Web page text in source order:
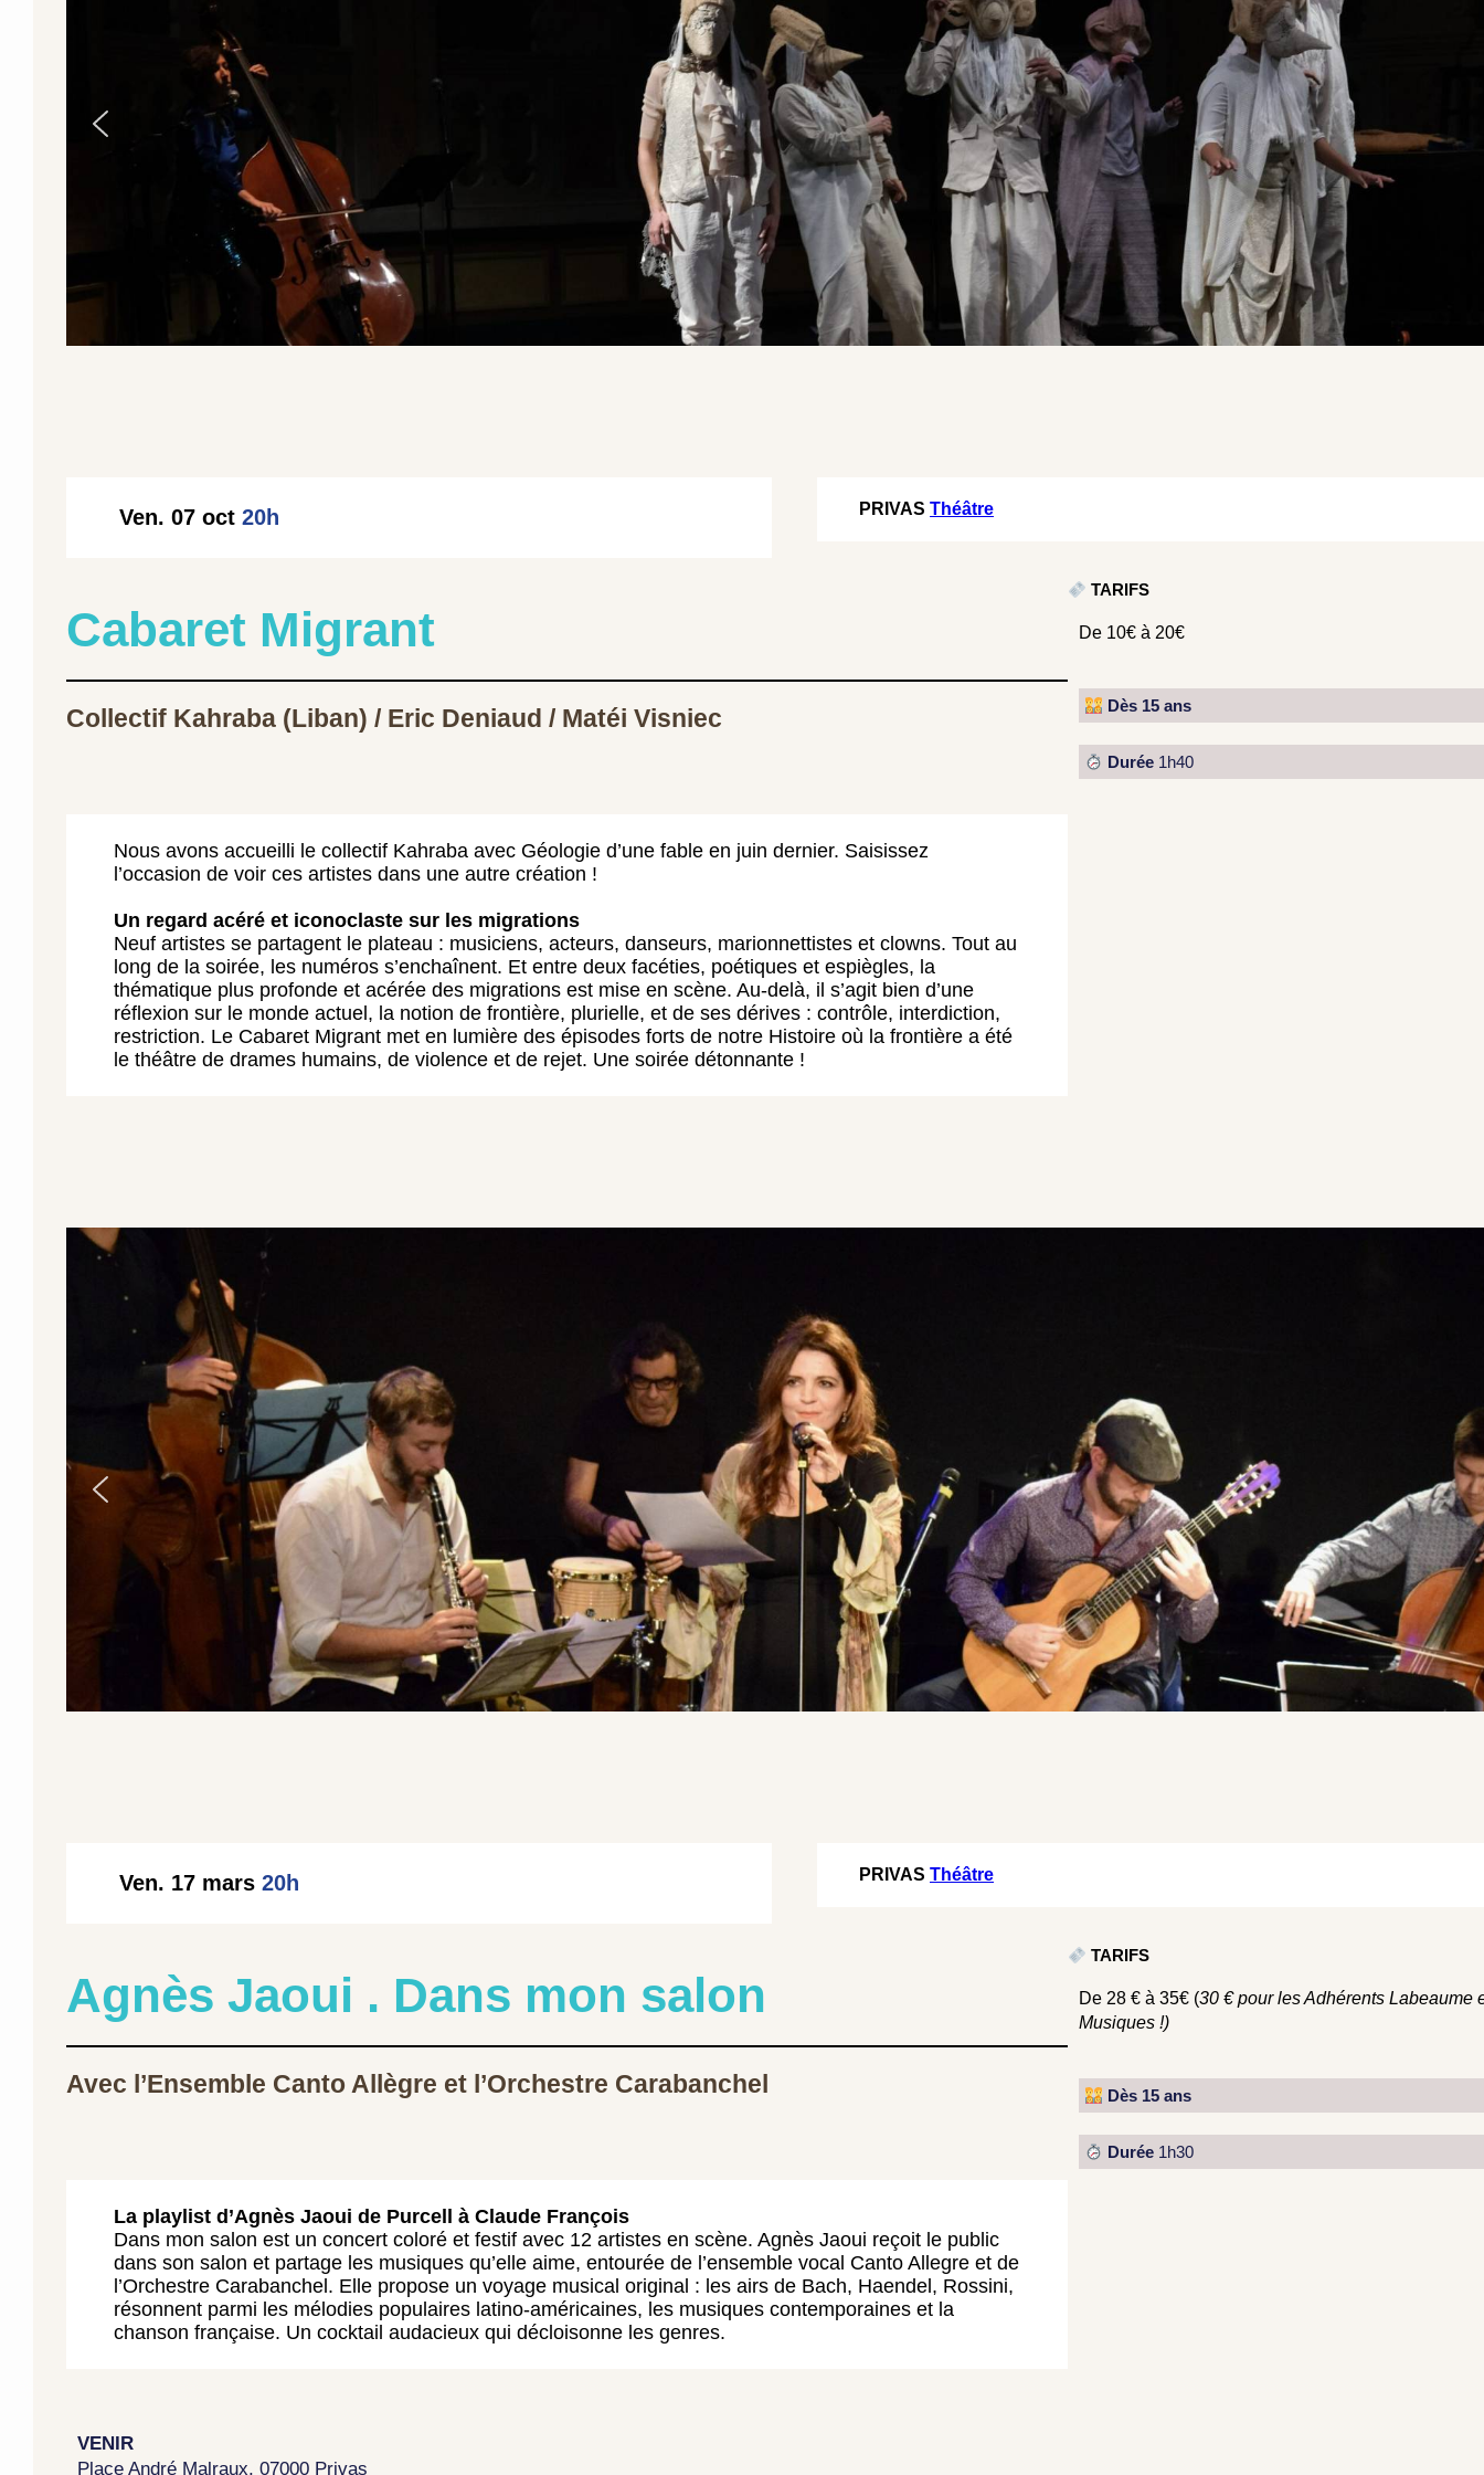
Ven. 07 oct 20h PRIVAS Théâtre
Cabaret Migrant
Collectif Kahraba (Liban) / Eric Deniaud / Matéi Visniec
Nous avons accueilli le collectif Kahraba avec Géologie d’une fable en juin dernier. Saisissez
l’occasion de voir ces artistes dans une autre création !
Un regard acéré et iconoclaste sur les migrations
Neuf artistes se partagent le plateau : musiciens, acteurs, danseurs, marionnettistes et clowns. Tout au
long de la soirée, les numéros s’enchaînent. Et entre deux facéties, poétiques et espiègles, la
thématique plus profonde et acérée des migrations est mise en scène. Au-delà, il s’agit bien d’une
réflexion sur le monde actuel, la notion de frontière, plurielle, et de ses dérives : contrôle, interdiction,
restriction. Le Cabaret Migrant met en lumière des épisodes forts de notre Histoire où la frontière a été
le théâtre de drames humains, de violence et de rejet. Une soirée détonnante !
TARIFS
De 10€ à 20€
Dès 15 ans
Durée1h40
Ven. 17 mars 20h PRIVAS Théâtre
Agnès Jaoui . Dans mon salon
Avec l’Ensemble Canto Allègre et l’Orchestre Carabanchel
La playlist d’Agnès Jaoui de Purcell à Claude François
Dans mon salon est un concert coloré et festif avec 12 artistes en scène. Agnès Jaoui reçoit le public
dans son salon et partage les musiques qu’elle aime, entourée de l’ensemble vocal Canto Allegre et de
l’Orchestre Carabanchel. Elle propose un voyage musical original : les airs de Bach, Haendel, Rossini,
résonnent parmi les mélodies populaires latino-américaines, les musiques contemporaines et la
chanson française. Un cocktail audacieux qui décloisonne les genres.
TARIFS
De 28 € à 35€ (30 € pour les Adhérents Labeaume
Musiques !)
Dès 15 ans
Durée1h30
VENIR
Place André Malraux, 07000 Privas